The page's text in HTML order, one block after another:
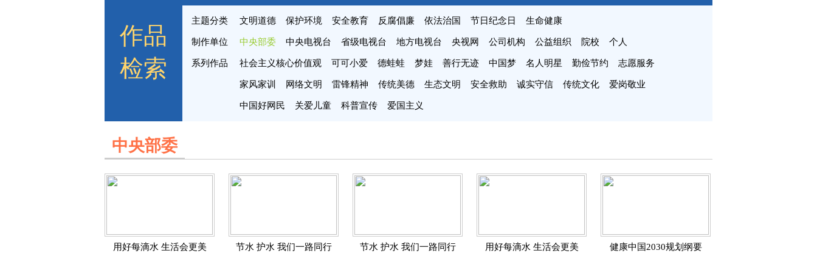
作品
检索
主题分类 文明道德 保护环境 安全教育 反腐倡廉 依法治国 节日纪念日 生命健康
制作单位 中央部委 中央电视台 省级电视台 地方电视台 央视网 公司机构 公益组织 院校 个人
系列作品 社会主义核心价值观 可可小爱 德蛙蛙 梦娃 善行无迹 中国梦 名人明星 勤俭节约 志愿服务
家风家训 网络文明 雷锋精神 传统美德 生态文明 安全救助 诚实守信 传统文化 爱岗敬业
中国好网民 关爱儿童 科普宣传 爱国主义
中央部委
用好每滴水 生活会更美 节水 护水 我们一路同行 节水 护水 我们一路同行 用好每滴水 生活会更美 健康中国2030规划纲要